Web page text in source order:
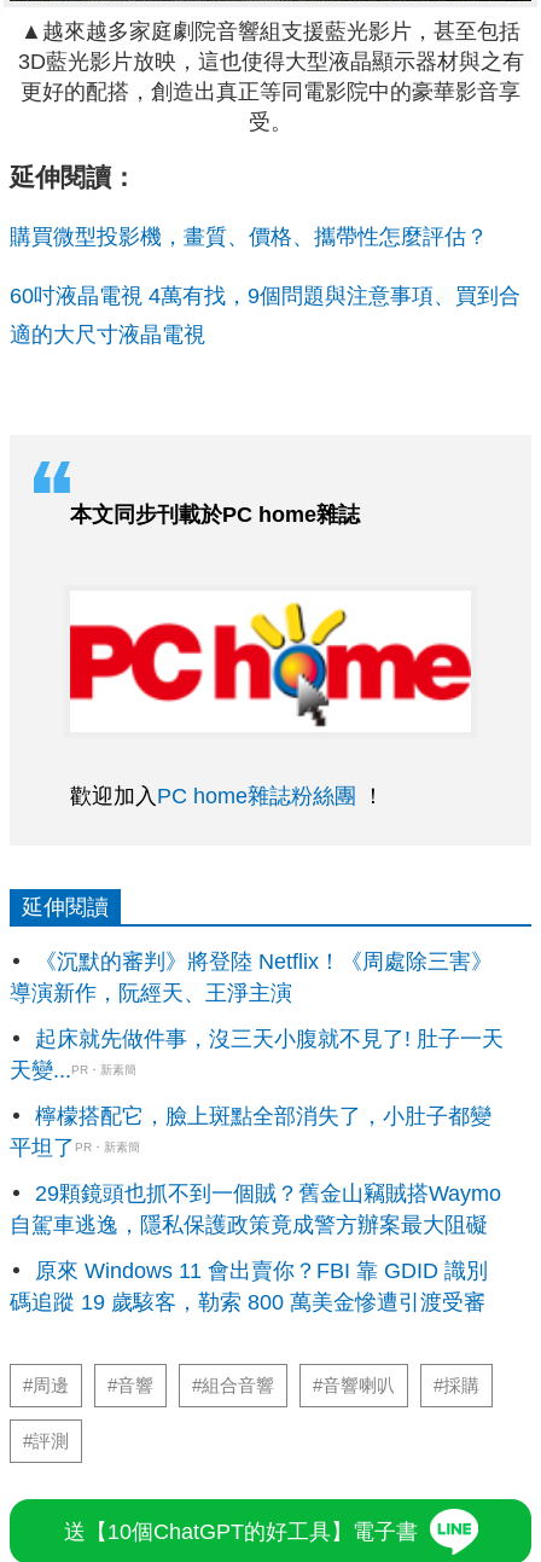
▲越來越多家庭劇院音響組支援藍光影片，甚至包括
3D藍光影片放映，這也使得大型液晶顯示器材與之有
更好的配搭，創造出真正等同電影院中的豪華影音享
受。
延伸閱讀：
購買微型投影機，畫質、價格、攜帶性怎麼評估？
60吋液晶電視 4萬有找，9個問題與注意事項、買到合
適的大尺寸液晶電視
本文同步刊載於PC home雜誌
歡迎加入 PC home雜誌粉絲團 ！
延伸閱讀
《沉默的審判》將登陸 Netflix！《周處除三害》
導演新作，阮經天、王淨主演
起床就先做件事，沒三天小腹就不見了! 肚子一天
天變...PR・新素簡
檸檬搭配它，臉上斑點全部消失了，小肚子都變
平坦了 PR・新素簡
29顆鏡頭也抓不到一個賊？舊金山竊賊搭Waymo
自駕車逃逸，隱私保護政策竟成警方辦案最大阻礙
原來 Windows 11 會出賣你？FBI 靠 GDID 識別
碼追蹤 19 歲駭客，勒索 800 萬美金慘遭引渡受審
#周邊 #音響 #組合音響 #音響喇叭 #採購
#評測
送【10個ChatGPT的好工具】電子書